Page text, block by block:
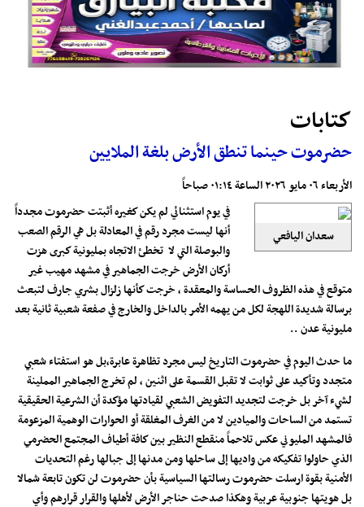
كتابات
حضرموت حينما تنطق الأرض بلغة الملايين
الأربعاء ٠٦ مايو ٢٠٢٦ الساعة ٠١:١٤ صباحاً
سعدان اليافعي
في يوم استثنائي لم يكن كغيره أثبتت حضرموت مجدداً
أنها ليست مجرد رقم في المعادلة بل هي الرقم الصعب
والبوصلة التي لا تخطئ الاتجاه بمليونية كبرى هزت
أركان الأرض خرجت الجماهير في مشهد مهيب غير
متوقع في هذه الظروف الحساسة والمعقدة ، خرجت كأنها زلزال بشري جارف لتبعث
برسالة شديدة اللهجة لكل من يهمه الأمر بالداخل والخارج في صفعة شعبية ثانية بعد
مليونية عدن ..
ما حدث اليوم في حضرموت التاريخ ليس مجرد تظاهرة عابرة،بل هو استفتاء شعبي
متجدد وتأكيد على ثوابت لا تقبل القسمة على اثنين ، لم تخرج الجماهير المملينة
لشيء آخر بل خرجت لتجديد التفويض الشعبي لقيادتها مؤكدة أن الشرعية الحقيقية
تستمد من الساحات والميادين لا من الغرف المغلقة أو الحوارات الوهمية المزعومة
فالمشهد المليوني عكس تلاحماً منقطع النظير بين كافة أطياف المجتمع الحضرمي
الذي حاولوا تفكيكه من واديها إلى ساحلها ومن مدنها إلى جبالها رغم التحديات
الأمنية بقوة ارسلت حضرموت رسالتها السياسية بأن حضرموت لن تكون تابعة شمالا
بل هويتها جنوبية عربية وهكذا صدحت حناجر الأرض لأهلها والقرار قرارهم وأي